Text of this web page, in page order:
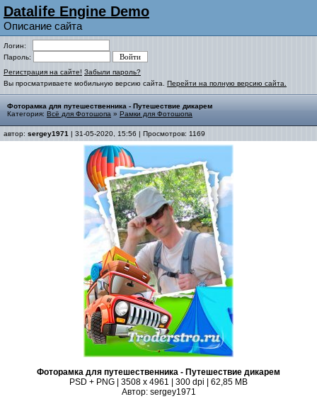
Datalife Engine Demo
Описание сайта
Логин:
Пароль:
Регистрация на сайте! Забыли пароль?
Вы просматриваете мобильную версию сайта. Перейти на полную версию сайта.
Фоторамка для путешественника - Путешествие дикарем
Категория: Всё для Фотошопа » Рамки для Фотошопа
автор: sergey1971 | 31-05-2020, 15:56 | Просмотров: 1169
Фоторамка для путешественника - Путешествие дикарем
PSD + PNG | 3508 x 4961 | 300 dpi | 62,85 MB
Автор: sergey1971